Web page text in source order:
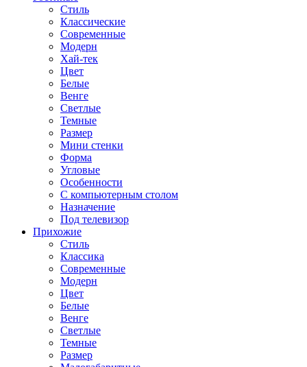
Стиль
Классические
Современные
Модерн
Хай-тек
Цвет
Белые
Венге
Светлые
Темные
Размер
Мини стенки
Форма
Угловые
Особенности
С компьютерным столом
Назначение
Под телевизор
Прихожие
Стиль
Классика
Современные
Модерн
Цвет
Белые
Венге
Светлые
Темные
Размер